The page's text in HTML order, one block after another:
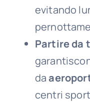
evitando
Partire da
da
centri